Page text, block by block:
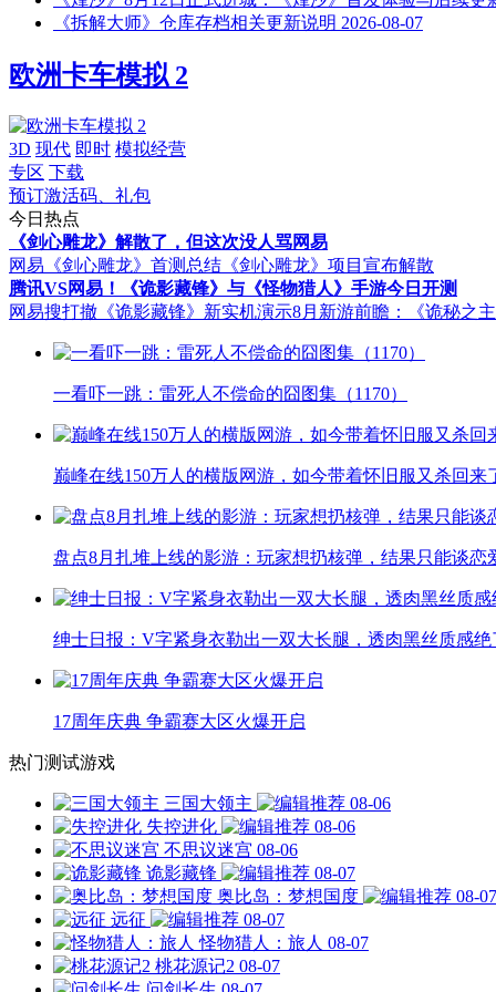
《拆解大师》仓库存档相关更新说明 2026-08-07
欧洲卡车模拟 2
3D 现代 即时 模拟经营
专区 下载
预订激活码、礼包
今日热点
《剑心雕龙》解散了，但这次没人骂网易
网易《剑心雕龙》首测总结 《剑心雕龙》项目宣布解散
腾讯VS网易！《诡影藏锋》与《怪物猎人》手游今日开测
网易搜打撤《诡影藏锋》新实机演示8月新游前瞻：《诡秘之
一看吓一跳：雷死人不偿命的囧图集（1170）
巅峰在线150万人的横版网游，如今带着怀旧服又杀回来
盘点8月扎堆上线的影游：玩家想扔核弹，结果只能谈恋
绅士日报：V字紧身衣勒出一双大长腿，透肉黑丝质感绝
17周年庆典 争霸赛大区火爆开启
热门测试游戏
三国大领主
08-06
失控进化
08-06
不思议迷宫 08-06
诡影藏锋
08-07
奥比岛：梦想国度
08-07
远征
08-07
怪物猎人：旅人 08-07
桃花源记2 08-07